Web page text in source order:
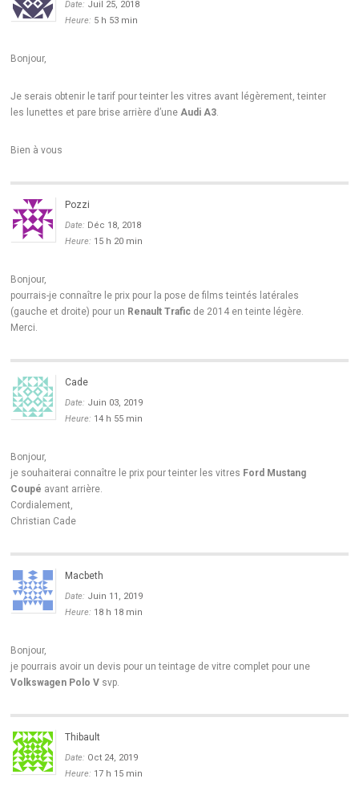
Date: Juil 25, 2018
Heure: 5 h 53 min
Bonjour,
Je serais obtenir le tarif pour teinter les vitres avant légèrement, teinter
les lunettes et pare brise arrière d’une Audi A3
Bien à vous
Pozzi
Date: Déc 18, 2018
Heure: 15 h 20 min
Bonjour,
pourrais-je connaître le prix pour la pose de films teintés latérales
(gauche et droite) pour un Renault Trafic de 2014 en teinte légère.
Merci.
Cade
Date: Juin 03, 2019
Heure: 14 h 55 min
Bonjour,
je souhaiterai connaître le prix pour teinter les vitres Ford Mustang
Coupé avant arrière.
Cordialement,
Christian Cade
Macbeth
Date: Juin 11, 2019
Heure: 18 h 18 min
Bonjour,
je pourrais avoir un devis pour un teintage de vitre complet pour une
Volkswagen Polo V svp.
Thibault
Date: Oct 24, 2019
Heure: 17 h 15 min